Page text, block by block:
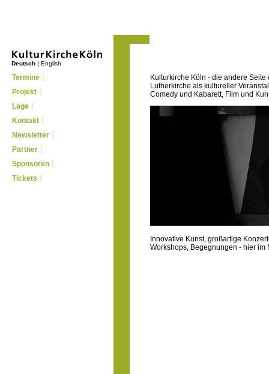
Deutsch | English
Termine
Projekt
Lage
Kontakt
Newsletter
Partner
Sponsoren
Tickets
Kulturkirche Köln - die andere
Lutherkirche als kultureller
Comedy und Kabarett, Film und
Innovative Kunst, großartige
Workshops, Begegnungen - hier